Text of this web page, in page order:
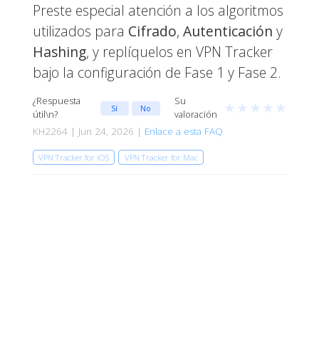
Preste especial atención a los algoritmos
utilizados para Cifrado, Autenticación y
Hashing, y replíquelos en VPN Tracker
bajo la configuración de Fase 1 y Fase 2.
¿Respuesta
útil\n?
Sí No
Su
valoración
★ ★ ★ ★ ★
KH2264 | Jun 24, 2026 | Enlace a esta FAQ
VPN Tracker for iOS VPN Tracker for Mac